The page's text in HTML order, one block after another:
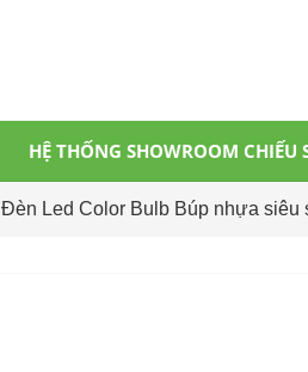
HỆ THỐNG SHOWROOM CHIẾU
Đèn Led Color Bulb Búp nhựa siêu